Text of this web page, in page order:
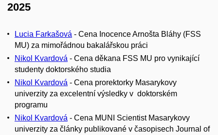
2025
Lucia Farkašová - Cena Inocence Arnošta Bláhy (FSS
MU) za mimořádnou bakalářskou práci
Nikol Kvardová - Cena děkana FSS MU pro vynikající
studenty doktorského studia
Nikol Kvardová - Cena prorektorky Masarykovy
univerzity za excelentní výsledky v doktorském
programu
Nikol Kvardová - Cena MUNI Scientist Masarykovy
univerzity za články publikované v časopisech Journal of